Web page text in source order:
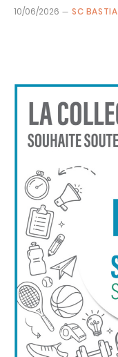
10/06/2026 SC BASTIA